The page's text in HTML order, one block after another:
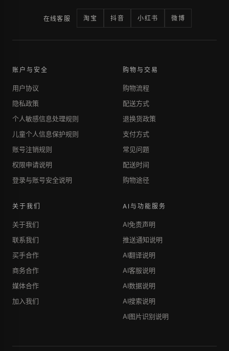
在线客服 淘宝 抖音 小红书 微博
账户与安全
用户协议
隐私政策
个人敏感信息处理规则
儿童个人信息保护规则
账号注销规则
权限申请说明
登录与账号安全说明
购物与交易
购物流程
配送方式
退换货政策
支付方式
常见问题
配送时间
购物途径
关于我们
关于我们
联系我们
买手合作
商务合作
媒体合作
加入我们
AI与功能服务
AI免责声明
推送通知说明
AI翻译说明
AI客服说明
AI数据说明
AI搜索说明
AI图片识别说明